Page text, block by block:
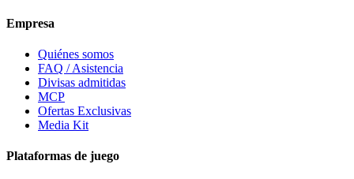
Empresa
Quiénes somos
FAQ / Asistencia
Divisas admitidas
MCP
Ofertas Exclusivas
Media Kit
Plataformas de juego